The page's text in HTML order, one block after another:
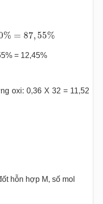
% = 87, 55%
= 12,45%
oxi: 0,36 X 32 = 11,52
hỗn hợp M, số mol